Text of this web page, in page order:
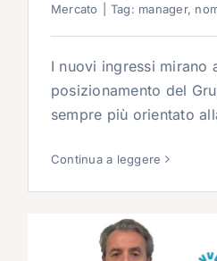
Mercato
Tag: manager,
I nuovi ingressi mirano
posizionamento del
sempre più orientato
Continua a leggere